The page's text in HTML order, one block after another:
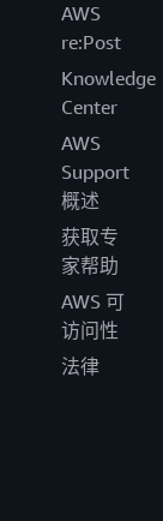
AWS
re:Post
Knowledge
Center
AWS
Support
概述
获取专
家帮助
AWS 可
访问性
法律